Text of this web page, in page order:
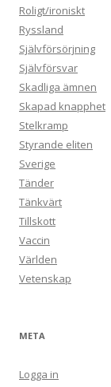
Roligt/ironiskt
Ryssland
Självförsörjning
Självförsvar
Skadliga ämnen
Skapad knapphet
Stelkramp
Styrande eliten
Sverige
Tänder
Tänkvärt
Tillskott
Vaccin
Världen
Vetenskap
META
Logga in